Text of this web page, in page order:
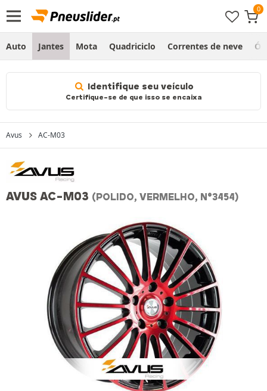
Auto Jantes Mota Quadriciclo Correntes de neve
Identifique seu veículo
Certifique-se de que isso se encaixa
Avus AC-M03
AVUS AC-M03 (POLIDO, VERMELHO, N°3454)